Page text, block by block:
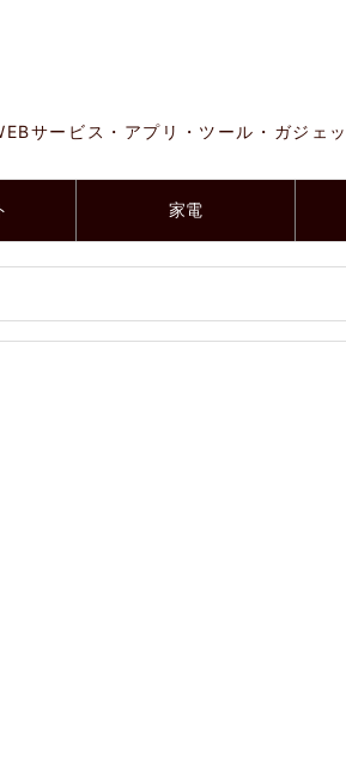
サービス・アプリ・ツール・ガジェ
家電